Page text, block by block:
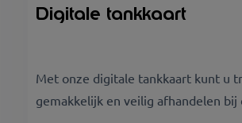
Digitale tankkaart
Met onze digitale tankkaart kunt u
gemakkelijk en veilig afhandelen bij